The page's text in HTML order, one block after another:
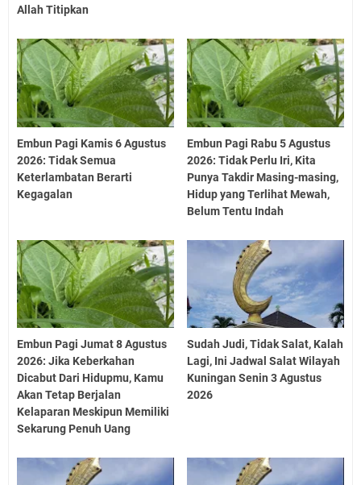
Allah Titipkan
Embun Pagi Kamis 6 Agustus
2026: Tidak Semua
Keterlambatan Berarti
Kegagalan
Embun Pagi Rabu 5 Agustus
2026: Tidak Perlu Iri, Kita
Punya Takdir Masing-masing,
Hidup yang Terlihat Mewah,
Belum Tentu Indah
Embun Pagi Jumat 8 Agustus
2026: Jika Keberkahan
Dicabut Dari Hidupmu, Kamu
Akan Tetap Berjalan
Kelaparan Meskipun Memiliki
Sekarung Penuh Uang
Sudah Judi, Tidak Salat, Kalah
Lagi, Ini Jadwal Salat Wilayah
Kuningan Senin 3 Agustus
2026